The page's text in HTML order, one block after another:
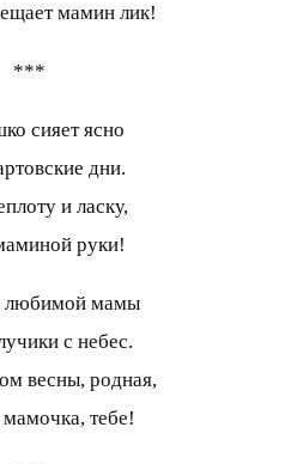
мамин лик!
***
сияет ясно
дни.
и ласку,
руки!
любимой мамы
с небес.
весны, родная,
тебе!